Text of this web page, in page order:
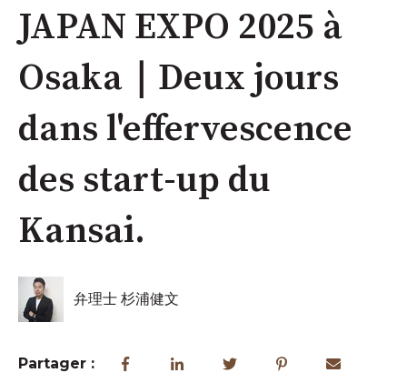
JAPAN EXPO 2025 à
Osaka｜Deux jours
dans l'effervescence
des start-up du
Kansai.
弁理士 杉浦健文
Partager :